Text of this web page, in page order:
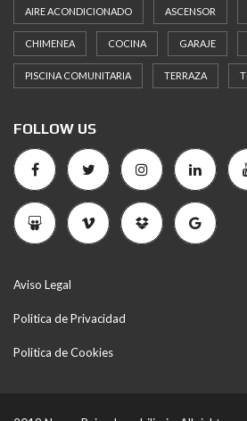
AIRE ACONDICIONADO ASCENSOR
CHIMENEA COCINA GARAJE
PISCINA COMUNITARIA TERRAZA
FOLLOW US
Aviso Legal
Politica de Privacidad
Politica de Cookies